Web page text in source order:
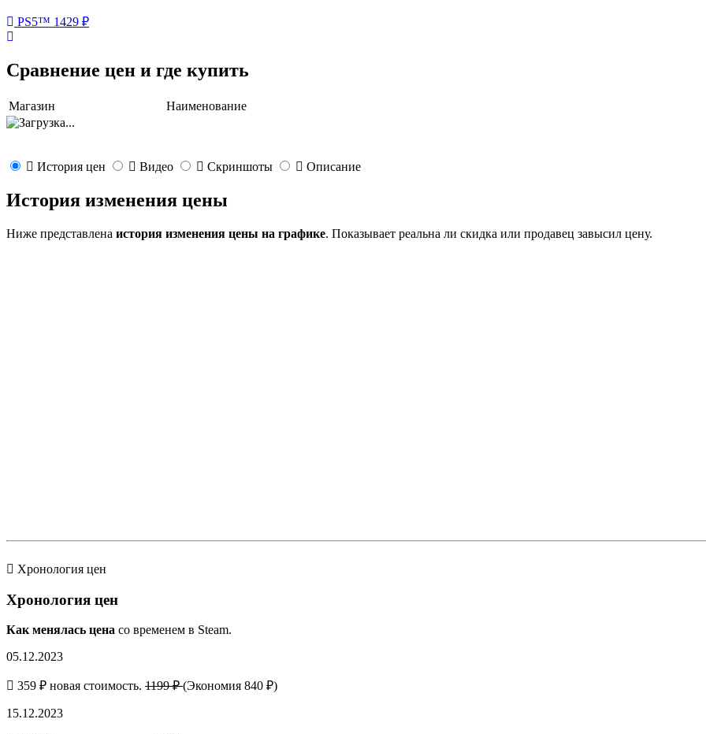
PS5™ 1429 ₽
Сравнение цен и где купить
Магазин Наименование
История цен Видео Скриншоты Описание
История изменения цены
Ниже представлена история изменения цены на графике. Показывает реальна ли скидка или продавец завысил цену.
Хронология цен
Хронология цен
Как менялась цена со временем в Steam.
05.12.2023
359 ₽ новая стоимость. 1199 ₽(Экономия 840 ₽)
15.12.2023